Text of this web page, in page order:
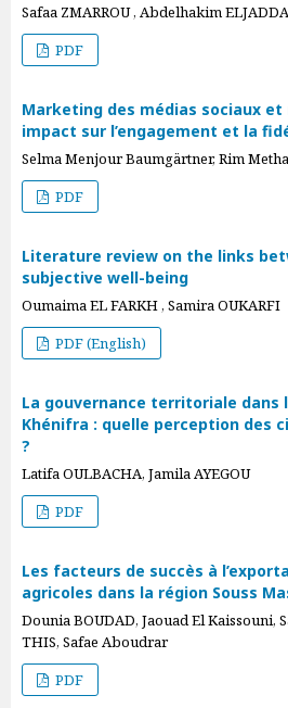
Safaa ZMARROU , Abdelhakim
PDF
Marketing des médias sociaux et
impact sur l’engagement et la
Selma Menjour Baumgärtner, Rim
PDF
Literature review on the links
subjective well-being
Oumaima EL FARKH , Samira OUKARFI
PDF (English)
La gouvernance territoriale dans
Khénifra : quelle perception des
?
Latifa OULBACHA, Jamila AYEGOU
PDF
Les facteurs de succès à
agricoles dans la région Souss
Dounia BOUDAD, Jaouad El Kaissouni,
THIS, Safae Aboudrar
PDF